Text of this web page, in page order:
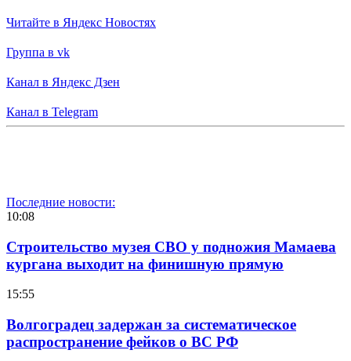
Читайте в Яндекс Новостях
Группа в vk
Канал в Яндекс Дзен
Канал в Telegram
Последние новости:
10:08
Строительство музея СВО у подножия Мамаева
кургана выходит на финишную прямую
15:55
Волгоградец задержан за систематическое
распространение фейков о ВС РФ